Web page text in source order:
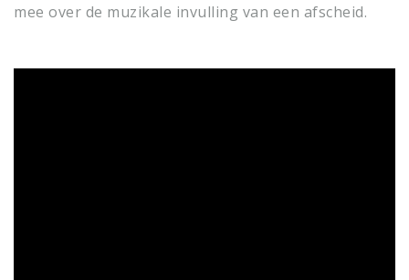
mee over de muzikale invulling van een afscheid.